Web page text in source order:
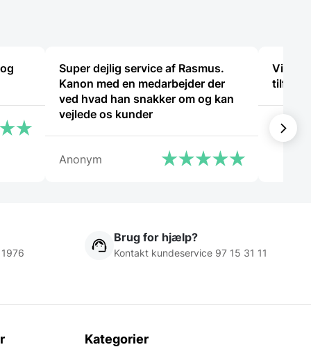
Super dejlig service af Rasmus.
Kanon med en medarbejder der
ved hvad han snakker om og kan
vejlede os kunder
Anonym
tilfreds
Brug for hjælp?
Kontakt kundeservice 97 15 31 11
Kategorier